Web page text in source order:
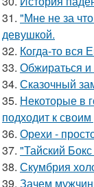
31. "Мне не за
девушкой.
32. Когда-то вся
33. Обжираться и
34. Сказочный
35. Некоторые в
подходит к
36. Орехи -
37. "Тайский
38. Скумбрия
39. Зачем